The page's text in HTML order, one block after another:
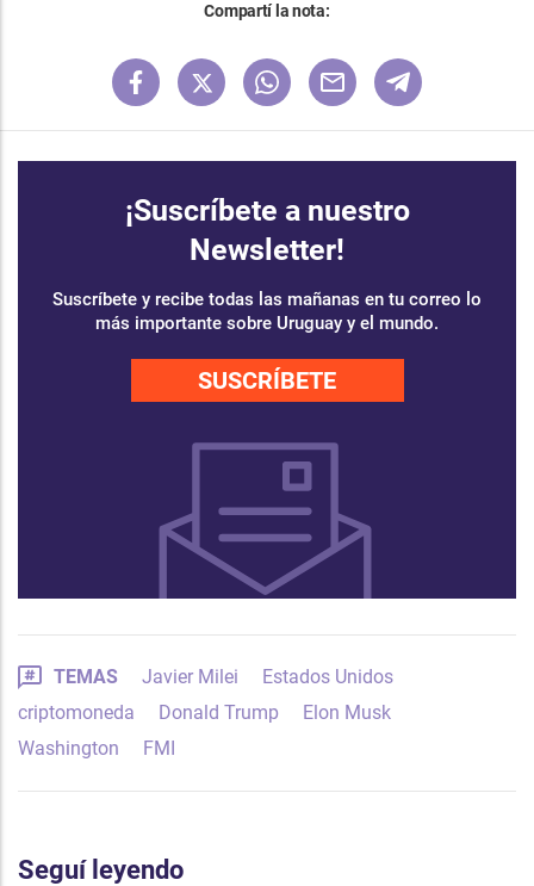
Compartí la nota:
¡Suscríbete a nuestro
Newsletter!
Suscríbete y recibe todas las mañanas en tu correo lo
más importante sobre Uruguay y el mundo.
SUSCRÍBETE
TEMAS Javier Milei
Estados Unidos
criptomoneda
Donald Trump
Elon Musk
Washington
FMI
Seguí leyendo